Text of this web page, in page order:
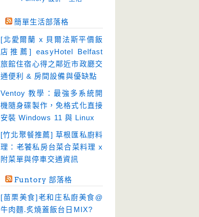
即時通訊 (23)
壓縮軟體 (9)
安全防護 (55)
影音播放 (51)
影音轉檔 (81)
教育學習 (23)
(18)
檔案管理 (30)
破解軟體 (18)
簡單生活部落格
[北愛爾蘭 x 貝爾法斯平價飯
店推薦] easyHotel Belfast
旅館住宿心得之鄰近市政廳交
通便利 & 房間設備與優缺點
Ventoy 教學：最強多系統開
機隨身碟製作，免格式化直接
安裝 Windows 11 與 Linux
[竹北聚餐推薦] 草根匯私廚料
理：老饕私房台菜合菜料理 x
附菜單與停車交通資訊
Funtory 部落格
[苗栗美食]老和庄私廚美食@
牛肉麵.炙燒蓋飯台日MIX?